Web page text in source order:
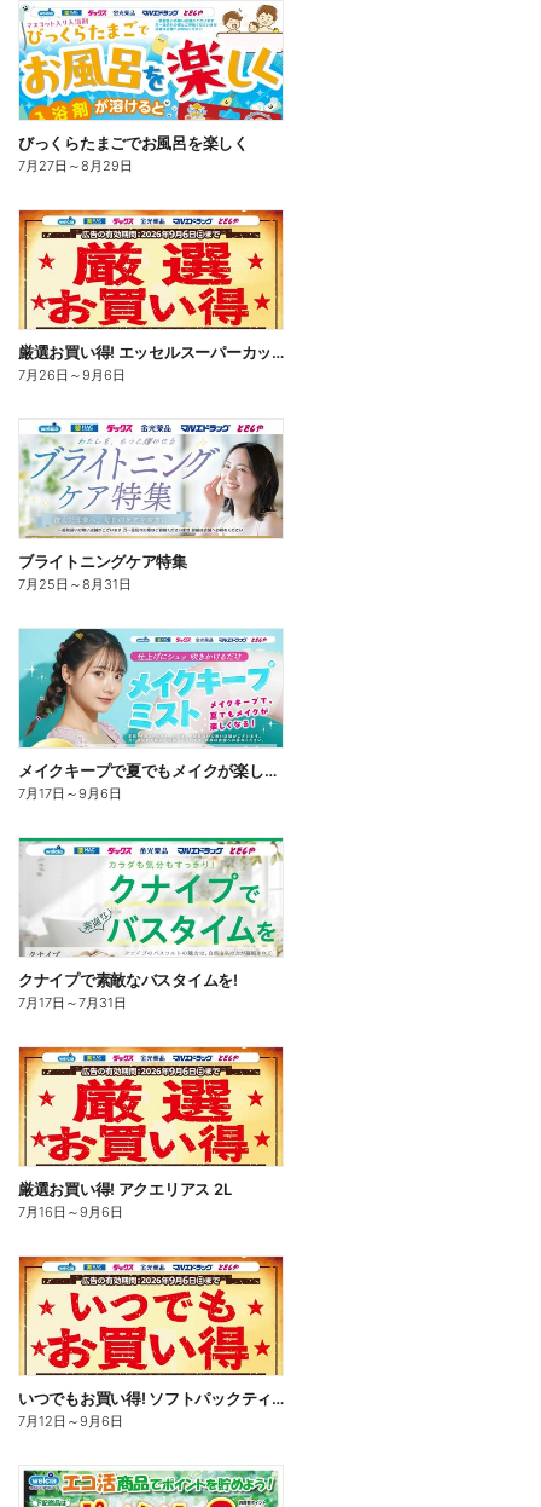
びっくらたまごでお風呂を楽しく
7月27日 ～8月29日
厳選お買い得! エッセルスーパーカップ
7月26日 ～9月6日
ブライトニングケア特集
7月25日 ～8月31日
メイクキープで夏でもメイクが楽しくなる!
7月17日 ～9月6日
クナイプで素敵なバスタイムを!
7月17日 ～7月31日
厳選お買い得! アクエリアス 2L
7月16日 ～9月6日
いつでもお買い得! ソフトパックティッシュ
7月12日 ～9月6日